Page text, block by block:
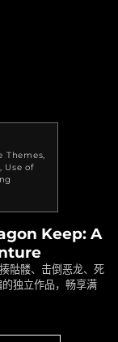
Themes
Use of
Keep: A
骷髅、击倒恶龙、死
独立作品，畅享满